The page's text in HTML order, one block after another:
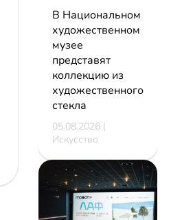
В Национальном
художественном
музее
представят
коллекцию из
художественного
стекла
05.08.2026 |
Искусство